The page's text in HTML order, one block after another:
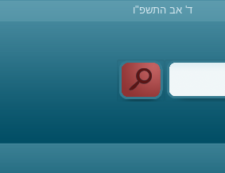
ד' אב התשפ"ו